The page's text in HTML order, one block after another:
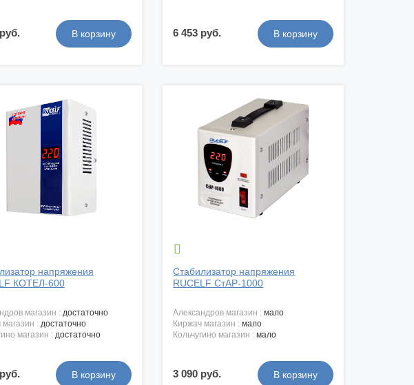
6 453 руб.
напряжения
КОТЕЛ-600
магазин : достаточно
магазин : достаточно
магазин : достаточно

Стабилизатор напряжения
RUCELF СтАР-1000
александров магазин :мало
киржач магазин :мало
кольчугино магазин :мало
3 090 руб.